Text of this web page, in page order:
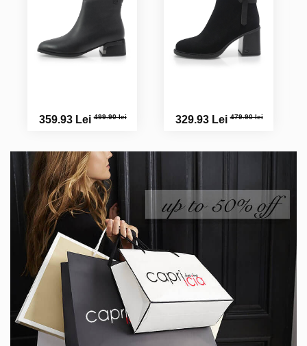
359.93 Lei499.90 lei 329.93 Lei479.90 lei